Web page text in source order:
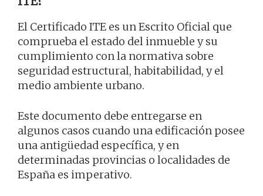
El Certificado ITE es un Escrito Oficial que
comprueba el estado del inmueble y su
cumplimiento con la normativa sobre
seguridad estructural, habitabilidad, y el
medio ambiente urbano.
Este documento debe entregarse en
algunos casos cuando una edificación posee
una antigüedad específica, y en
determinadas provincias o localidades de
España es imperativo.